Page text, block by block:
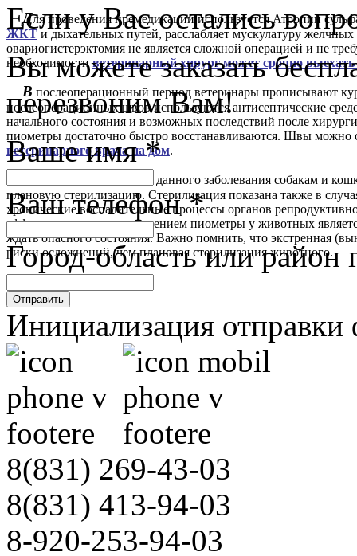
Для проведения премедикации используется Атропин
ЖКТ и дыхательных путей, расслабляет мускулатуру
овариогистерэктомия не является сложной операцией и не
необходимостиветеринарный хирург может срочно
В послеоперационный период ветеринары прописывают
послеоперационных швов используются антисептические
начального состояния и возможных последствий после
пиометры достаточно быстро восстанавливаются. Швы можно
ветеринарного врача на дом.
целью профилактики данного заболевания собакам и
плановую стерилизацию. Стерилизация показана также в
хронические воспалительные процессы органов
эффективным методом лечением пиометры у животных
ждать опасного состояния. Важно помнить, что экстренная
риски осложнений, чем плановая стерилизация животного.
Если у Вас остались
Вы можете заказать
перезвоним Вам!
Ваше имя*
Ваш телефон*
Город-область или район
Отправить
Инициализация
8(831) 269-43-03
8(831) 413-94-03
8-920-253-94-03